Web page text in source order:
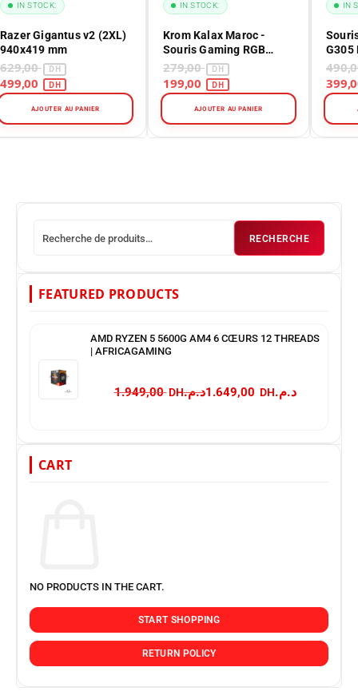
Razer Gigantus v2 (2XL)
940x419 mm
629,00
IN STOCK:
AJOUTER AU PANIER
Krom Kalax Maroc -
Souris Gaming RGB
Optique 3200 DPI
279,00
IN STOCK:
AJOUTER AU PANIER
G305
IN
RECHERCHE
FEATURED PRODUCTS
AMD RYZEN 5 5600G AM4 6 CŒURS 12 THREADS
| AFRICAGAMING
د.م. 1.949,00 د.م.
CART
NO PRODUCTS IN THE CART.
START SHOPPING
RETURN POLICY